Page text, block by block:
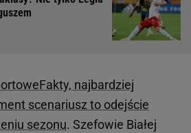
najbardziej
scenariusz to odejście
sezonu. Szefowie Białej